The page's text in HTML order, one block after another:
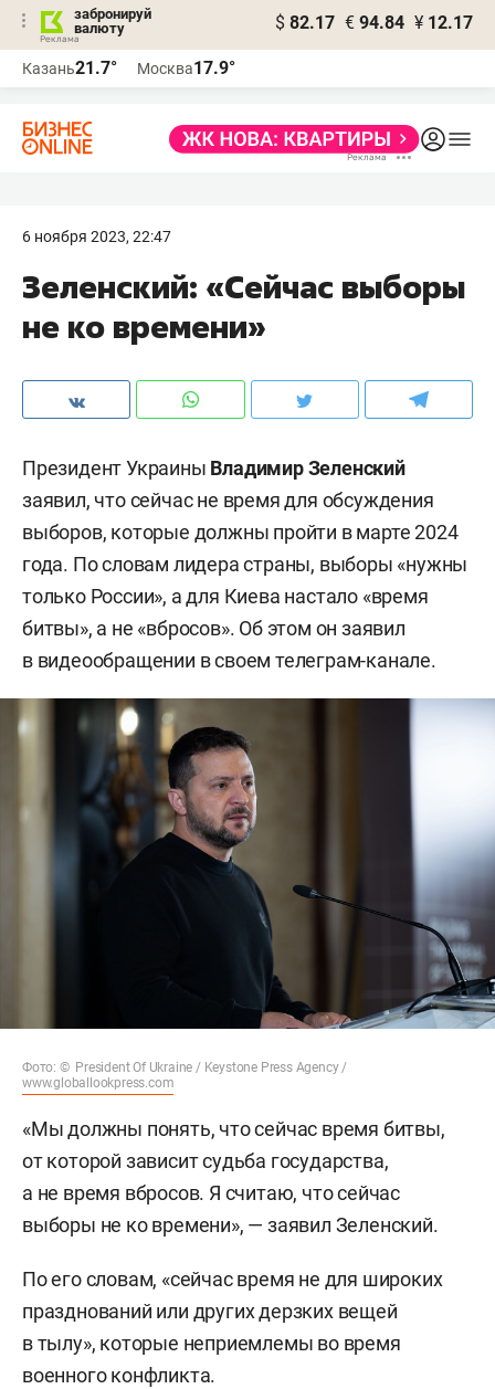
забронируй
валюту
$ 82.17 € 94.84 ¥ 12.17
Казань21.7° Москва17.9°
6 ноября 2023, 22:47
Зеленский: «Сейчас выборы
не ко времени»
Президент Украины Владимир Зеленский
заявил, что сейчас не время для обсуждения
выборов, которые должны пройти в марте 2024
года. По словам лидера страны, выборы «нужны
только России», а для Киева настало «время
битвы», а не «вбросов». Об этом он заявил
в видеообращении в своем телеграм-канале.
Фото: © President Of Ukraine / Keystone Press Agency /
www.globallookpress.com
«Мы должны понять, что сейчас время битвы,
от которой зависит судьба государства,
а не время вбросов. Я считаю, что сейчас
выборы не ко времени», — заявил Зеленский.
По его словам, «сейчас время не для широких
празднований или других дерзких вещей
в тылу», которые неприемлемы во время
военного конфликта.